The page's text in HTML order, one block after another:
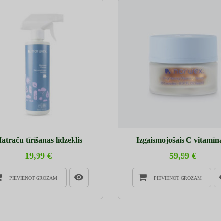
tīrīšanas līdzeklis
19,99 €
PIEVIENOT GROZAM
Izgaismojošais C
59,99 €
PIEVIENOT GROZAM